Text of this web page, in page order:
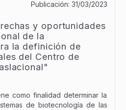
Publicación: 31/03/2023
y oportunidades
de la
la definición de
del Centro de
como finalidad determinar la
de biotecnología de las